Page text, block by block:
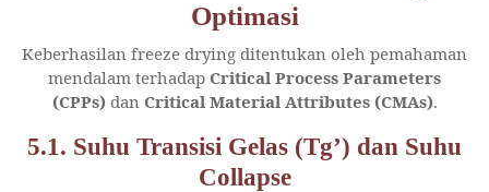
Optimasi
Keberhasilan freeze drying ditentukan oleh pemahaman
mendalam terhadap Critical Process Parameters
(CPPs) dan Critical Material Attributes (CMAs).
5.1. Suhu Transisi Gelas (Tg’) dan Suhu
Collapse